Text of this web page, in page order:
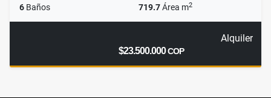
6 Baños 719.7Área m2
Alquiler
$23.500.000COP